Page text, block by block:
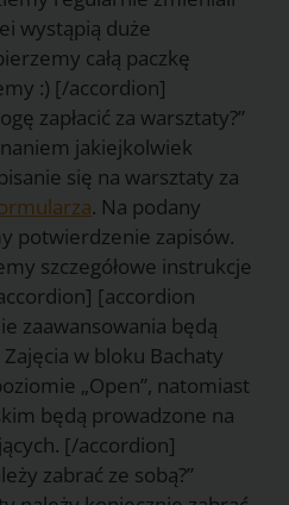
wystąpią duże
całą paczkę
:) [/accordion]
zapłacić za warsztaty?”
jakiejkolwiek
się na warsztaty za
. Na podany
potwierdzenie zapisów.
szczegółowe instrukcje
[accordion
zaawansowania będą
Zajęcia w bloku Bachaty
„Open”, natomiast
będą prowadzone na
[/accordion]
zabrać ze sobą?”